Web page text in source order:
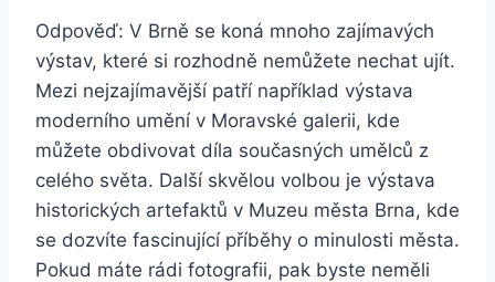
Odpověď: V Brně se koná mnoho zajímavých
výstav, které si rozhodně nemůžete nechat ujít.
Mezi nejzajímavější patří například výstava
moderního umění v Moravské galerii, kde
můžete obdivovat díla současných umělců z
celého světa. Další skvělou volbou je výstava
historických artefaktů v Muzeu města Brna, kde
se dozvíte fascinující příběhy o minulosti města.
Pokud máte rádi fotografii, pak byste neměli